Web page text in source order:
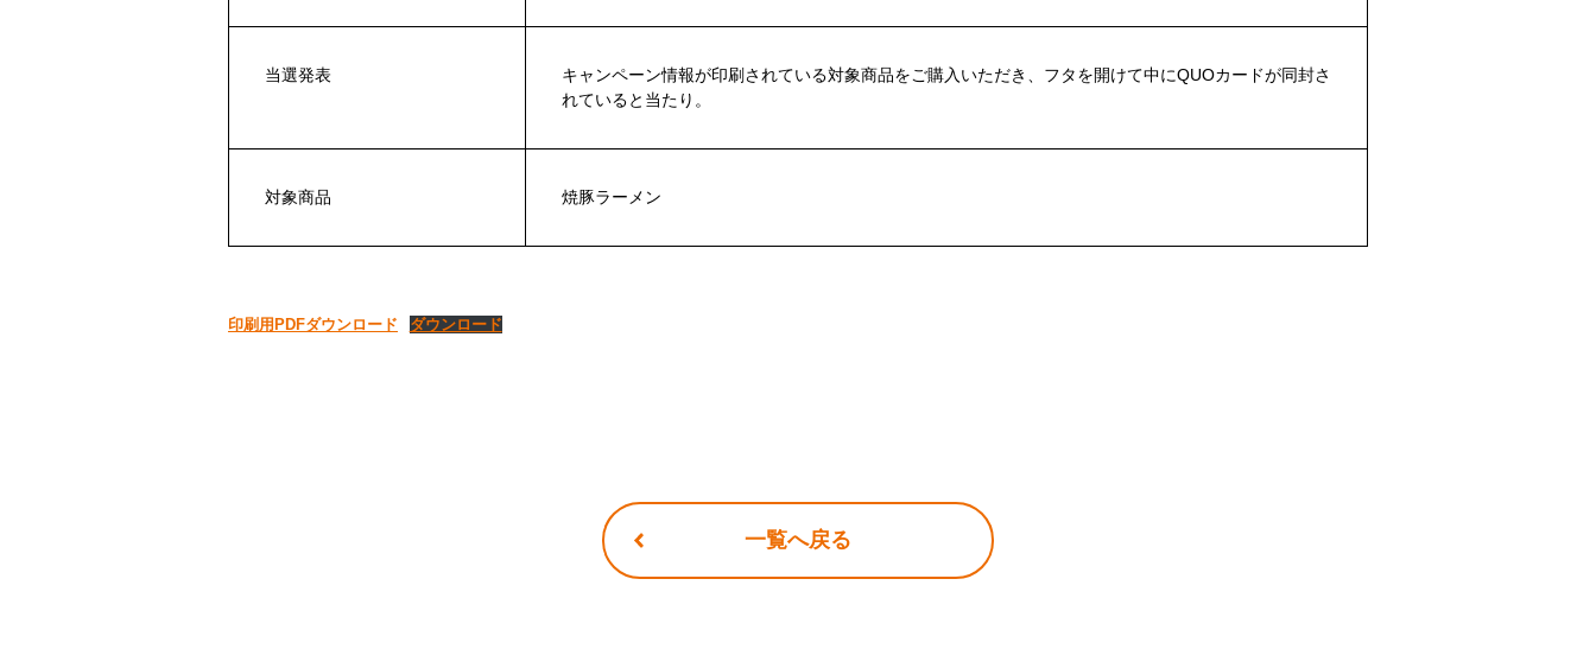
当選発表
キャンペーン情報が印刷されている対象商品をご購入いただき、フタを開けて中にQUOカードが同封さ
れていると当たり。
対象商品 焼豚ラーメン
印刷用PDFダウンロード ダウンロード
一覧へ戻る